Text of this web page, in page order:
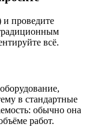
и проведите
всё.
в стандартные
обычно она
работ.